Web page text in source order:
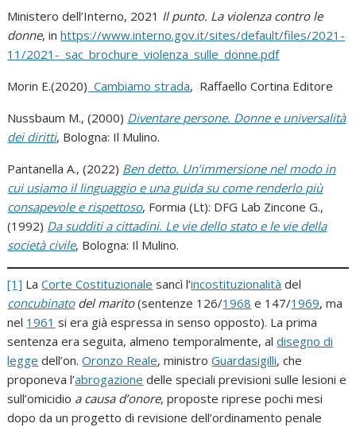
Ministero dell’Interno, 2021 Il punto. La violenza contro le
donne, inhttps://www.interno.gov.it/sites/default/files/2021-
11/2021-_sac_brochure_violenza_sulle_donne.pdf
Morin E.(2020) Cambiamo strada, Raffaello Cortina Editore
Nussbaum M., (2000) Diventare persone. Donne e universalità
dei diritti, Bologna: Il Mulino.
Pantanella A., (2022) Ben detto. Un’immersione nel modo in
cui usiamo il linguaggio e una guida su come renderlo più
consapevole e rispettoso, Formia (Lt): DFG Lab Zincone G.,
(1992) Da sudditi a cittadini. Le vie dello stato e le vie della
società civile, Bologna: Il Mulino.
[1] LaCorte Costituzionale sancì l’incostituzionalità del
concubinatodel marito(sentenze 126/1968 e 147/1969, ma
nel 1961 si era già espressa in senso opposto). La prima
sentenza era seguita, almeno temporalmente, aldisegno di
legge dell’on.Oronzo Reale, ministroGuardasigilli, che
proponeva l’abrogazione delle speciali previsioni sulle lesioni e
sull’omicidio a causa d’onore, proposte riprese pochi mesi
dopo da un progetto di revisione dell’ordinamento penale